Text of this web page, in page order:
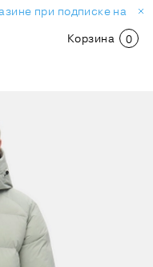
при подписке на
Корзина 0